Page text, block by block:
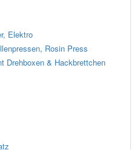
Elektro
Rosin Press
Drehboxen & Hackbrettchen